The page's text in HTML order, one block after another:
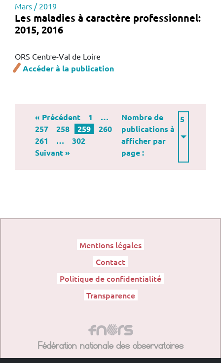
Mars / 2019
Les maladies à caractère professionnel:
2015, 2016
ORS Centre-Val de Loire
Accéder à la publication
« Précédent 1
…
257
258 259
260
261
…
302
Suivant »
Nombre de
publications à
afficher par
page :
Mentions légales
Contact
Politique de confidentialité
Transparence
Fédération nationale des observatoires